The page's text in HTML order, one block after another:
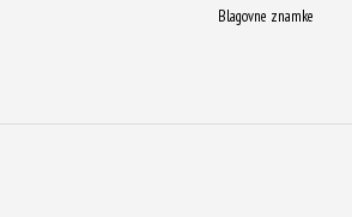
Blagovne znamke